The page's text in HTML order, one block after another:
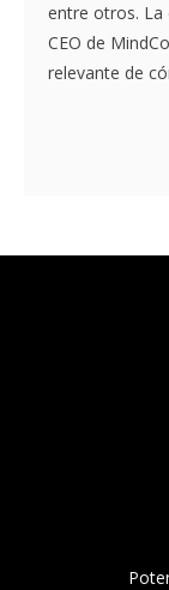
entre otros. La
CEO de
relevante de